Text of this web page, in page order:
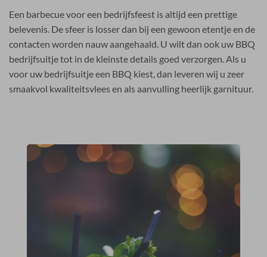
Een barbecue voor een bedrijfsfeest is altijd een prettige
belevenis. De sfeer is losser dan bij een gewoon etentje en de
contacten worden nauw aangehaald. U wilt dan ook uw BBQ
bedrijfsuitje tot in de kleinste details goed verzorgen. Als u
voor uw bedrijfsuitje een BBQ kiest, dan leveren wij u zeer
smaakvol kwaliteitsvlees en als aanvulling heerlijk garnituur.